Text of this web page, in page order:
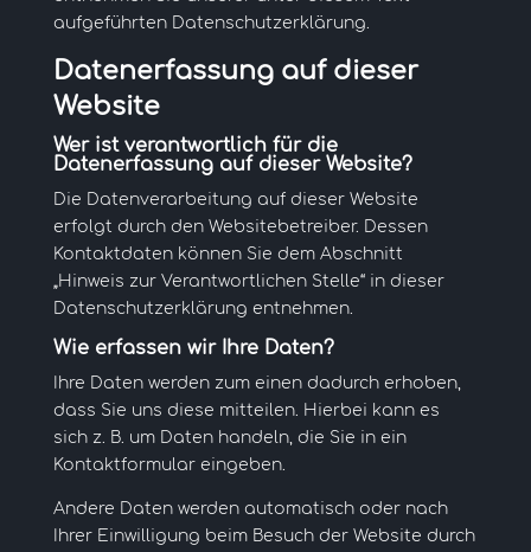
aufgeführten Datenschutzerklärung.
Datenerfassung auf dieser
Website
Wer ist verantwortlich für die
Datenerfassung auf dieser Website?
Die Datenverarbeitung auf dieser Website
erfolgt durch den Websitebetreiber. Dessen
Kontaktdaten können Sie dem Abschnitt
„Hinweis zur Verantwortlichen Stelle“ in dieser
Datenschutzerklärung entnehmen.
Wie erfassen wir Ihre Daten?
Ihre Daten werden zum einen dadurch erhoben,
dass Sie uns diese mitteilen. Hierbei kann es
sich z. B. um Daten handeln, die Sie in ein
Kontaktformular eingeben.
Andere Daten werden automatisch oder nach
Ihrer Einwilligung beim Besuch der Website durch